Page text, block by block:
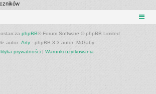
phpBB® Forum Software © phpBB Limited
autor: Arty - phpBB 3.3 autor: MrGaby
prywatności| Warunki użytkowania